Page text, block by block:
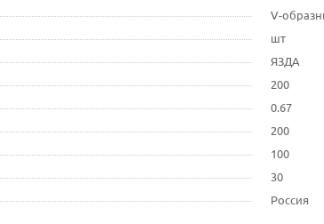
V-
шт
ЯЗДА
200
0.67
200
100
30
Россия